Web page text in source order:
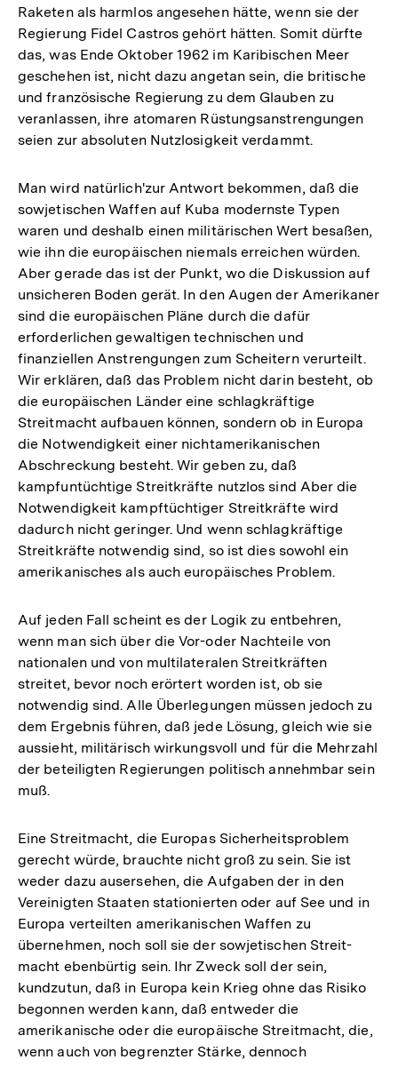
Raketen als harmlos angesehen hätte, wenn sie der
Regierung Fidel Castros gehört hätten. Somit dürfte
das, was Ende Oktober 1962 im Karibischen Meer
geschehen ist, nicht dazu angetan sein, die britische
und französische Regierung zu dem Glauben zu
veranlassen, ihre atomaren Rüstungsanstrengungen
seien zur absoluten Nutzlosigkeit verdammt.
Man wird natürlich'zur Antwort bekommen, daß die
sowjetischen Waffen auf Kuba modernste Typen
waren und deshalb einen militärischen Wert besaßen,
wie ihn die europäischen niemals erreichen würden.
Aber gerade das ist der Punkt, wo die Diskussion auf
unsicheren Boden gerät. In den Augen der Amerikaner
sind die europäischen Pläne durch die dafür
erforderlichen gewaltigen technischen und
finanziellen Anstrengungen zum Scheitern verurteilt.
Wir erklären, daß das Problem nicht darin besteht, ob
die europäischen Länder eine schlagkräftige
Streitmacht aufbauen können, sondern ob in Europa
die Notwendigkeit einer nichtamerikanischen
Abschreckung besteht. Wir geben zu, daß
kampfuntüchtige Streitkräfte nutzlos sind Aber die
Notwendigkeit kampftüchtiger Streitkräfte wird
dadurch nicht geringer. Und wenn schlagkräftige
Streitkräfte notwendig sind, so ist dies sowohl ein
amerikanisches als auch europäisches Problem.
Auf jeden Fall scheint es der Logik zu entbehren,
wenn man sich über die Vor-oder Nachteile von
nationalen und von multilateralen Streitkräften
streitet, bevor noch erörtert worden ist, ob sie
notwendig sind. Alle Überlegungen müssen jedoch zu
dem Ergebnis führen, daß jede Lösung, gleich wie sie
aussieht, militärisch wirkungsvoll und für die Mehrzahl
der beteiligten Regierungen politisch annehmbar sein
muß.
Eine Streitmacht, die Europas Sicherheitsproblem
gerecht würde, brauchte nicht groß zu sein. Sie ist
weder dazu ausersehen, die Aufgaben der in den
Vereinigten Staaten stationierten oder auf See und in
Europa verteilten amerikanischen Waffen zu
übernehmen, noch soll sie der sowjetischen Streit-
macht ebenbürtig sein. Ihr Zweck soll der sein,
kundzutun, daß in Europa kein Krieg ohne das Risiko
begonnen werden kann, daß entweder die
amerikanische oder die europäische Streitmacht, die,
wenn auch von begrenzter Stärke, dennoch